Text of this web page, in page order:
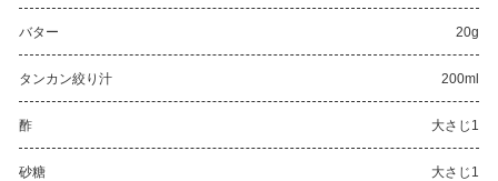
バター 20g
タンカン絞り汁 200ml
酢 大さじ1
砂糖 大さじ1